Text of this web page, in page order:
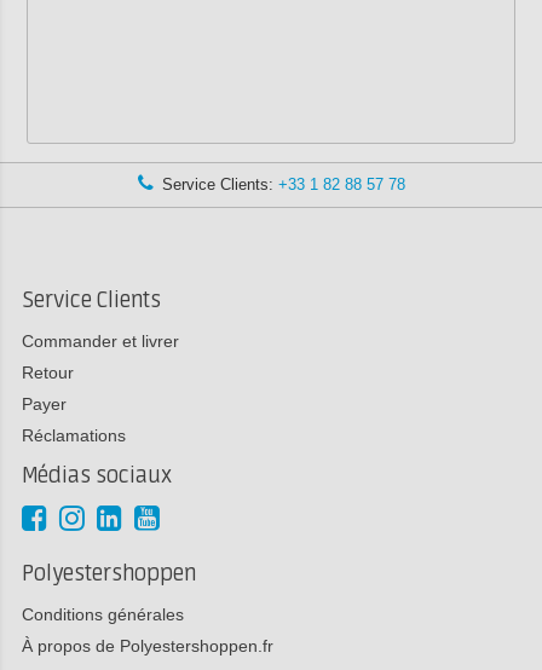
Service Clients: +33 1 82 88 57 78
Service Clients
Commander et livrer
Retour
Payer
Réclamations
Médias sociaux
Polyestershoppen
Conditions générales
À propos de Polyestershoppen.fr